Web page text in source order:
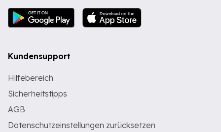
Kundensupport
Hilfebereich
Sicherheitstipps
AGB
Datenschutzeinstellungen zurücksetzen